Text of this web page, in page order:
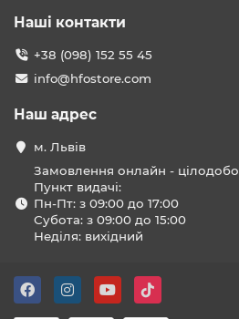
Наші контакти
+38 (098) 152 55 45
info@hfostore.com
Наш адрес
м. Львів
Замовлення онлайн -
Пункт видачі:
Пн-Пт: з 09:00 до 17:00
Субота: з 09:00 до 15:00
Неділя: вихідний